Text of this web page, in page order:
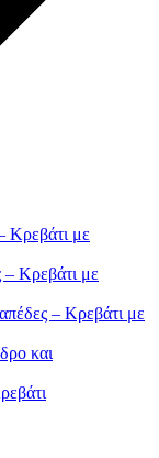
Κρεβάτι με
– Κρεβάτι με
– Κρεβάτι με
και